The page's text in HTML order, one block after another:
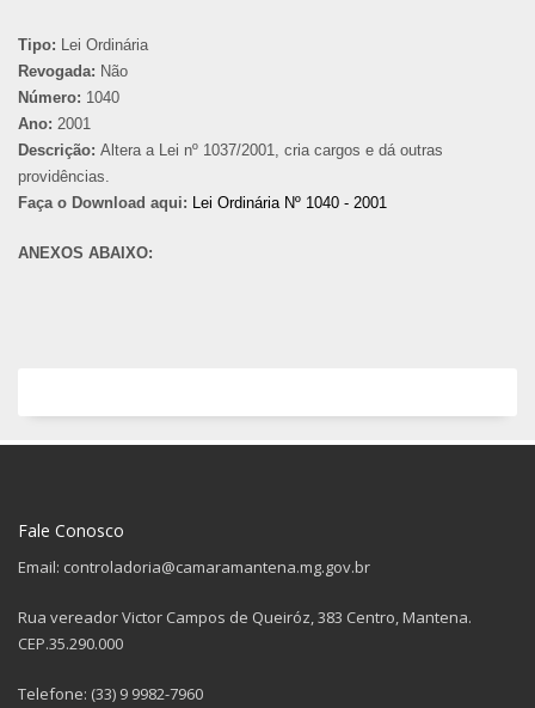
Tipo: Lei Ordinária
Revogada: Não
Número: 1040
Ano: 2001
Descrição: Altera a Lei nº 1037/2001, cria cargos e dá outras
providências.
Faça o Download aqui: Lei Ordinária Nº 1040 - 2001
ANEXOS ABAIXO:
Fale Conosco
Email: controladoria@camaramantena.mg.gov.br
Rua vereador Victor Campos de Queiróz, 383 Centro, Mantena.
CEP.35.290.000
Telefone: (33) 9 9982-7960